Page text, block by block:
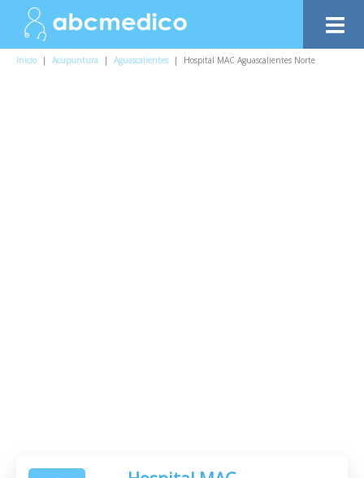
Inicio | Acupuntura | Aguascalientes | Hospital MAC Aguascalientes Norte